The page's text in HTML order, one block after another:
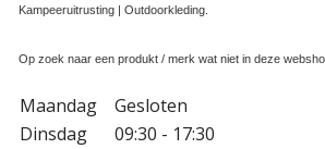
Kampeeruitrusting | Outdoorkleding.
Op zoek naar een produkt / merk wat niet in deze
Maandag
Gesloten
Dinsdag
09:30 - 17:30